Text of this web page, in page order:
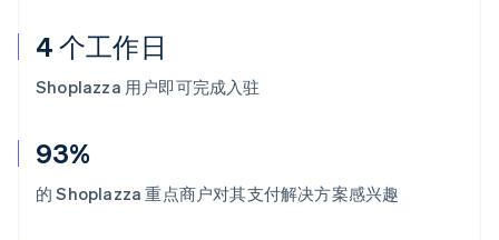
4 个工作日
Shoplazza 用户即可完成入驻
93%
的 Shoplazza 重点商户对其支付解决方案感兴趣